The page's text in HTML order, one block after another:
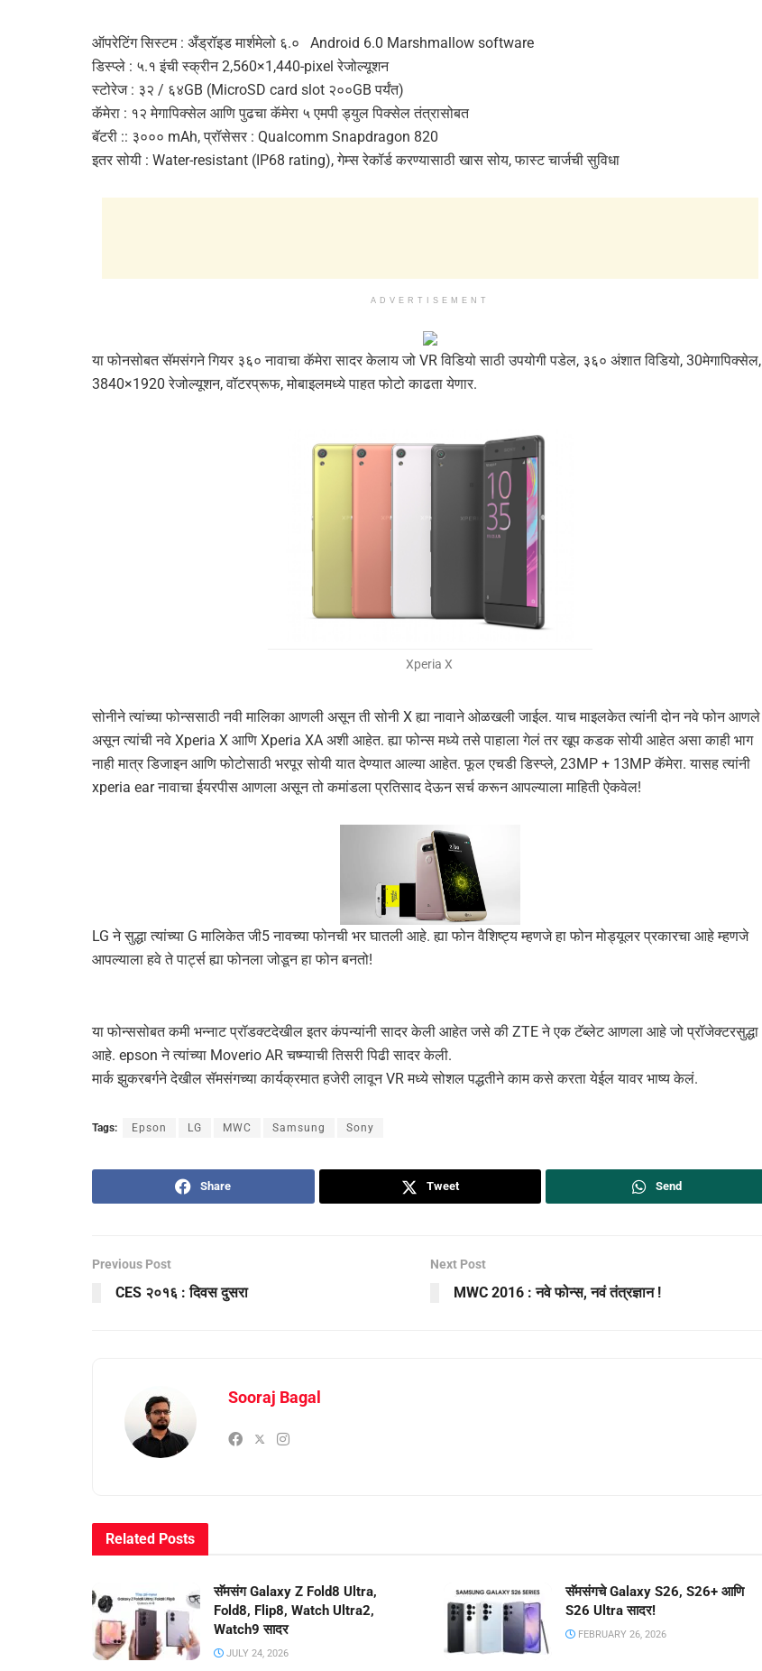
ऑपरेटिंग सिस्टम : अँड्रॉइड मार्शमेलो ६.० Android 6.0 Marshmallow software
डिस्प्ले : ५.१ इंची स्क्रीन 2,560×1,440-pixel रेजोल्यूशन
स्टोरेज : ३२ / ६४GB (MicroSD card slot २००GB पर्यंत)
कॅमेरा : १२ मेगापिक्सेल आणि पुढचा कॅमेरा ५ एमपी ड्युल पिक्सेल तंत्रासोबत
बॅटरी :: ३००० mAh, प्रॉसेसर : Qualcomm Snapdragon 820
इतर सोयी : Water-resistant (IP68 rating), गेम्स रेकॉर्ड करण्यासाठी खास सोय, फास्ट चार्जची सुविधा
ADVERTISEMENT
या फोनसोबत सॅमसंगने गियर ३६० नावाचा कॅमेरा सादर केलाय जो VR विडियो साठी उपयोगी पडेल, ३६० अंशात विडियो, 30मेगापिक्सेल,
3840×1920 रेजोल्यूशन, वॉटरप्रूफ, मोबाइलमध्ये पाहत फोटो काढता येणार.
Xperia X
सोनीने त्यांच्या फोन्ससाठी नवी मालिका आणली असून ती सोनी X ह्या नावाने ओळखली जाईल. याच माइलकेत त्यांनी दोन नवे फोन आणले
असून त्यांची नवे Xperia X आणि Xperia XA अशी आहेत. ह्या फोन्स मध्ये तसे पाहाला गेलं तर खूप कडक सोयी आहेत असा काही भाग
नाही मात्र डिजाइन आणि फोटोसाठी भरपूर सोयी यात देण्यात आल्या आहेत. फूल एचडी डिस्प्ले, 23MP + 13MP कॅमेरा. यासह त्यांनी
xperia ear नावाचा ईयरपीस आणला असून तो कमांडला प्रतिसाद देऊन सर्च करून आपल्याला माहिती ऐकवेल!
LG ने सुद्धा त्यांच्या G मालिकेत जी5 नावच्या फोनची भर घातली आहे. ह्या फोन वैशिष्ट्य म्हणजे हा फोन मोड्यूलर प्रकारचा आहे म्हणजे
आपल्याला हवे ते पार्ट्स ह्या फोनला जोडून हा फोन बनतो!
या फोन्ससोबत कमी भन्नाट प्रॉडक्टदेखील इतर कंपन्यांनी सादर केली आहेत जसे की ZTE ने एक टॅब्लेट आणला आहे जो प्रॉजेक्टरसुद्धा
आहे. epson ने त्यांच्या Moverio AR चष्म्याची तिसरी पिढी सादर केली.
मार्क झुकरबर्गने देखील सॅमसंगच्या कार्यक्रमात हजेरी लावून VR मध्ये सोशल पद्धतीने काम कसे करता येईल यावर भाष्य केलं.
Tags: Epson LG MWC Samsung Sony
Share Tweet Send
Previous Post
CES २०१६ : दिवस दुसरा
Next Post
MWC 2016 : नवे फोन्स, नवं तंत्रज्ञान !
Sooraj Bagal
Related Posts
सॅमसंग Galaxy Z Fold8 Ultra,
Fold8, Flip8, Watch Ultra2,
Watch9 सादर
JULY 24, 2026
सॅमसंगचे Galaxy S26, S26+ आणि
S26 Ultra सादर!
FEBRUARY 26, 2026